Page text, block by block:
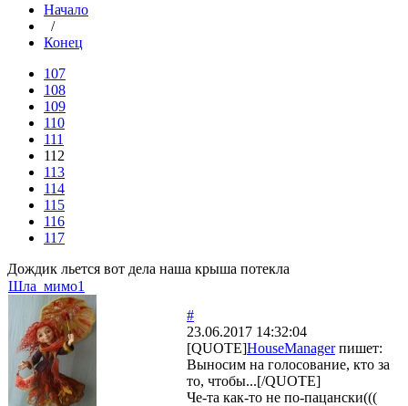
Начало
/
Конец
107
108
109
110
111
112
113
114
115
116
117
Дождик льется вот дела наша крыша потекла
Шла_мимо1
#
23.06.2017 14:32:04
[QUOTE]HouseManagerпишет:
Выносим на голосование, кто за
то, чтобы...[/QUOTE]
Че-та как-то не по-пацански(((